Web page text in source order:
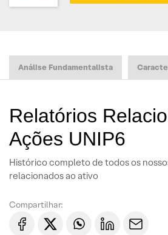
Análise Fundamentalista
Relatórios
Ações UNIP6
Histórico completo de todos os
relacionados ao ativo
Compartilhar: